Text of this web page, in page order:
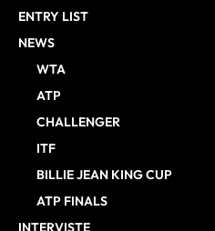
ENTRY LIST
NEWS
WTA
ATP
CHALLENGER
ITF
BILLIE JEAN KING CUP
ATP FINALS
INTERVISTE